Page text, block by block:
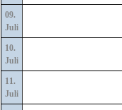
09.
Juli
10.
Juli
11.
Juli